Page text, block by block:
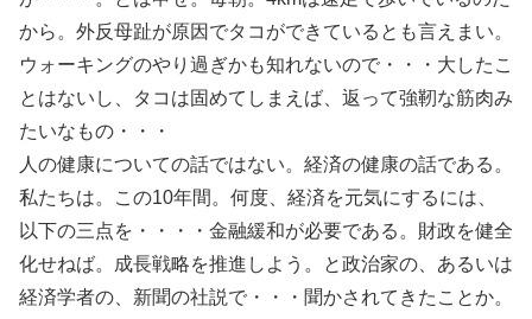
から。外反母趾が原因でタコができているとも言えまい。
ウォーキングのやり過ぎかも知れないので・・・大したこ
とはないし、タコは固めてしまえば、返って強靭な筋肉み
たいなもの・・・
人の健康についての話ではない。経済の健康の話である。
私たちは。この10年間。何度、経済を元気にするには、
以下の三点を・・・・金融緩和が必要である。財政を健全
化せねば。成長戦略を推進しよう。と政治家の、あるいは
経済学者の、新聞の社説で・・・聞かされてきたことか。